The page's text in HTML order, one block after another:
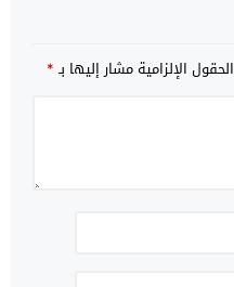
الحقول الإلزامية مشار إليها بـ*